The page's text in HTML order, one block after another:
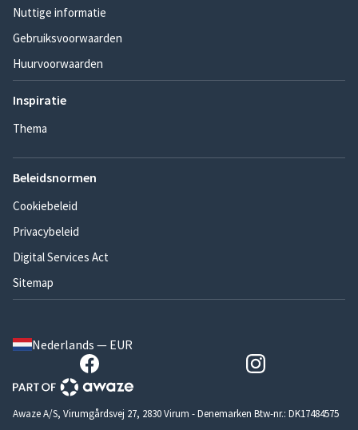
Nuttige informatie
Gebruiksvoorwaarden
Huurvoorwaarden
Inspiratie
Thema
Beleidsnormen
Cookiebeleid
Privacybeleid
Digital Services Act
Sitemap
Nederlands — EUR
Awaze A/S, Virumgårdsvej 27, 2830 Virum - Denemarken Btw-nr.: DK17484575